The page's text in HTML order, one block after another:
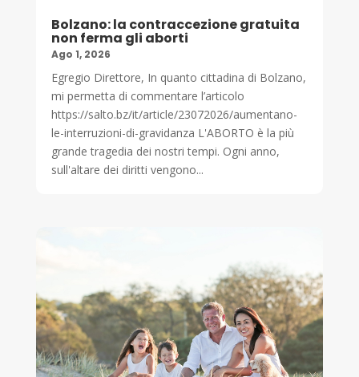
Bolzano: la contraccezione gratuita
non ferma gli aborti
Ago 1, 2026
Egregio Direttore, In quanto cittadina di Bolzano,
mi permetta di commentare l’articolo
https://salto.bz/it/article/23072026/aumentano-
le-interruzioni-di-gravidanza L'ABORTO è la più
grande tragedia dei nostri tempi. Ogni anno,
sull'altare dei diritti vengono...